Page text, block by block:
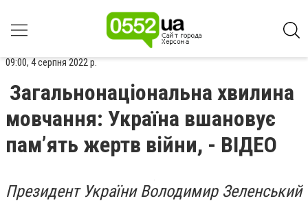
09:00, 4 серпня 2022 р.
Загальнонаціональна хвилина
мовчання: Україна вшановує
пам’ять жертв війни, - ВІДЕО
Президент України Володимир Зеленський